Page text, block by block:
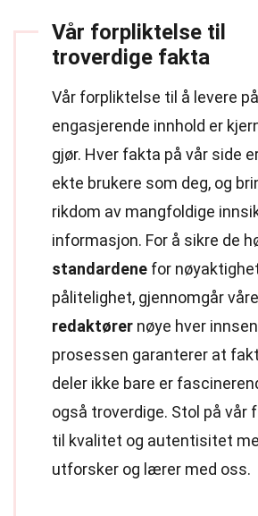
Vår forpliktelse til
troverdige fakta
Vår forpliktelse til å levere
engasjerende innhold er
gjør. Hver fakta på vår side
ekte brukere som deg, og
rikdom av mangfoldige
informasjon. For å sikre de
standardene for
pålitelighet, gjennomgår
redaktører nøye hver
prosessen garanterer at
deler ikke bare er
også troverdige. Stol på vår
til kvalitet og autentisitet
utforsker og lærer med oss.